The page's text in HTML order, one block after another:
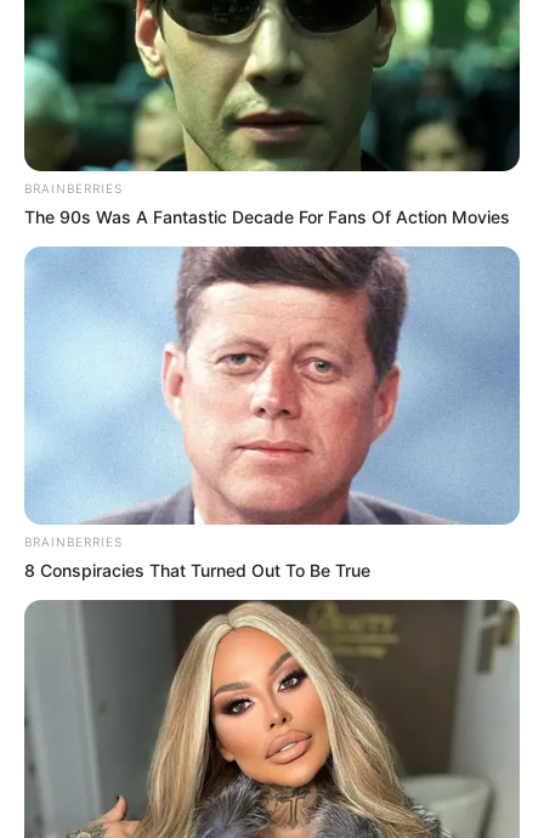
BRAINBERRIES
The 90s Was A Fantastic Decade For Fans Of Action Movies
BRAINBERRIES
8 Conspiracies That Turned Out To Be True